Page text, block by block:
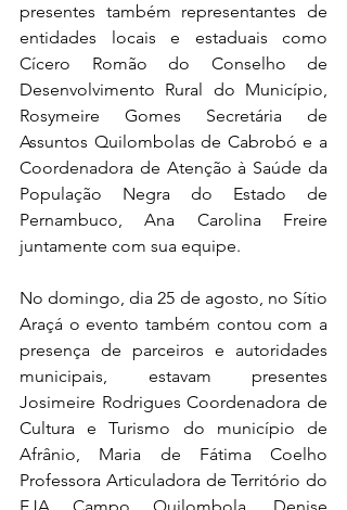
presentes também representantes de
entidades locais e estaduais como
Cícero Romão do Conselho de
Desenvolvimento Rural do Município,
Rosymeire Gomes Secretária de
Assuntos Quilombolas de Cabrobó e a
Coordenadora de Atenção à Saúde da
População Negra do Estado de
Pernambuco, Ana Carolina Freire
juntamente com sua equipe.
No domingo, dia 25 de agosto, no Sítio
Araçá o evento também contou com a
presença de parceiros e autoridades
municipais, estavam presentes
Josimeire Rodrigues Coordenadora de
Cultura e Turismo do município de
Afrânio, Maria de Fátima Coelho
Professora Articuladora de Território do